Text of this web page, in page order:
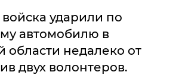
ударили по
автомобилю в
области недалеко от
двух волонтеров.